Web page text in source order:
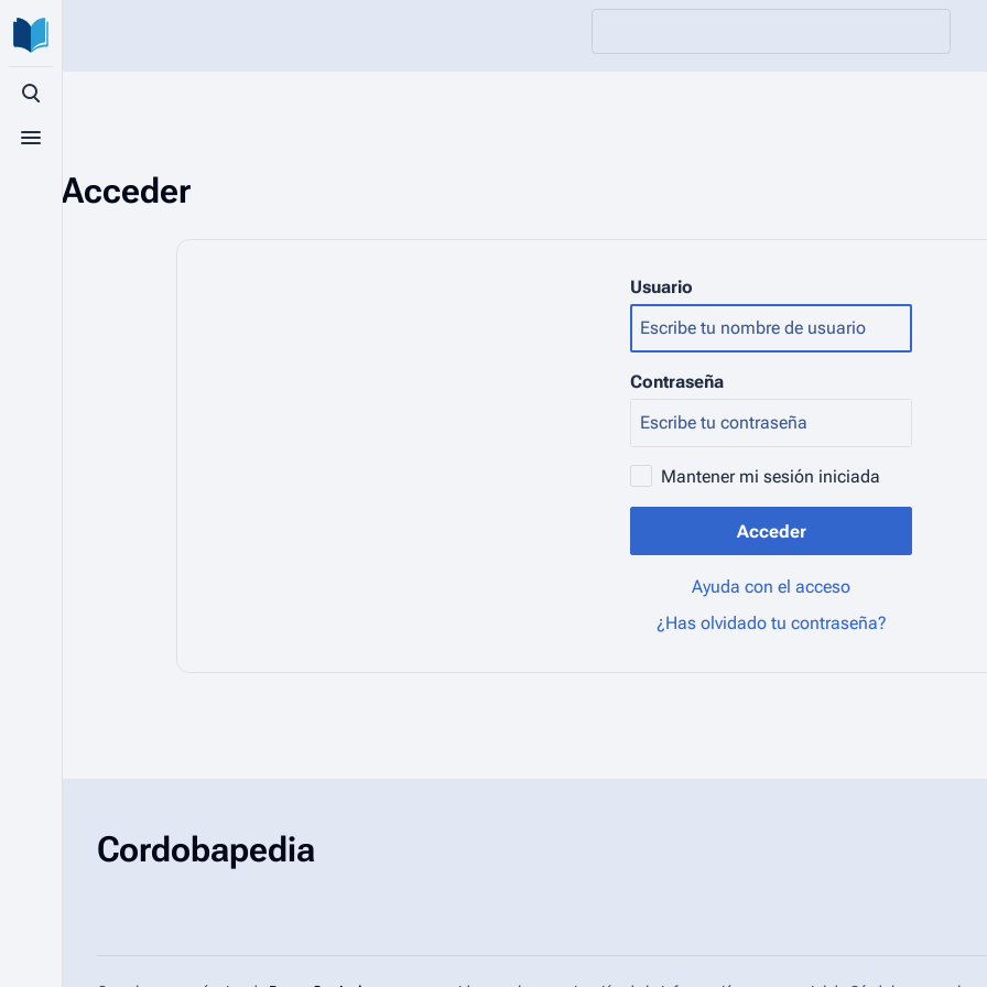
Búsqueda alternativa
Menú alternativo
Acceder
Usuario
Contraseña
Mantener mi sesión iniciada
Acceder
Ayuda con el acceso
¿Has olvidado tu contraseña?
Cordobapedia